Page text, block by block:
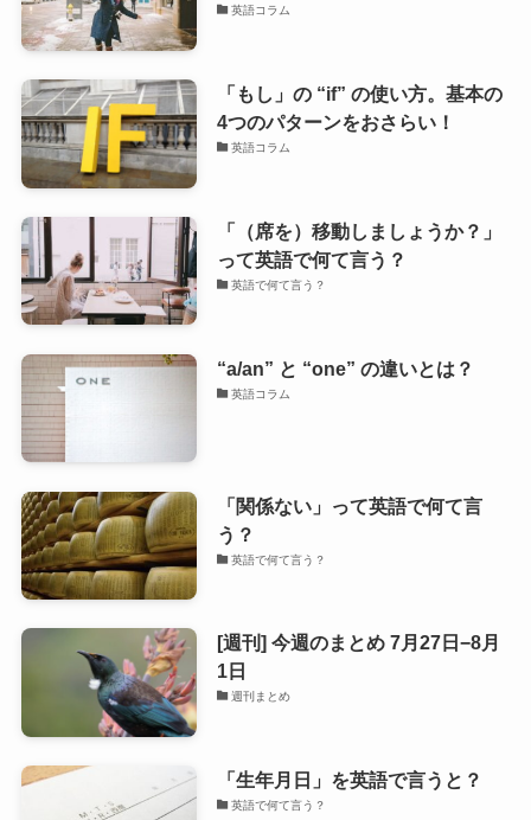
英語コラム
「もし」の “if” の使い方。基本の
4つのパターンをおさらい！
英語コラム
「（席を）移動しましょうか？」
って英語で何て言う？
英語で何て言う？
“a/an” と “one” の違いとは？
英語コラム
「関係ない」って英語で何て言
う？
英語で何て言う？
[週刊] 今週のまとめ 7月27日−8月
1日
週刊まとめ
「生年月日」を英語で言うと？
英語で何て言う？